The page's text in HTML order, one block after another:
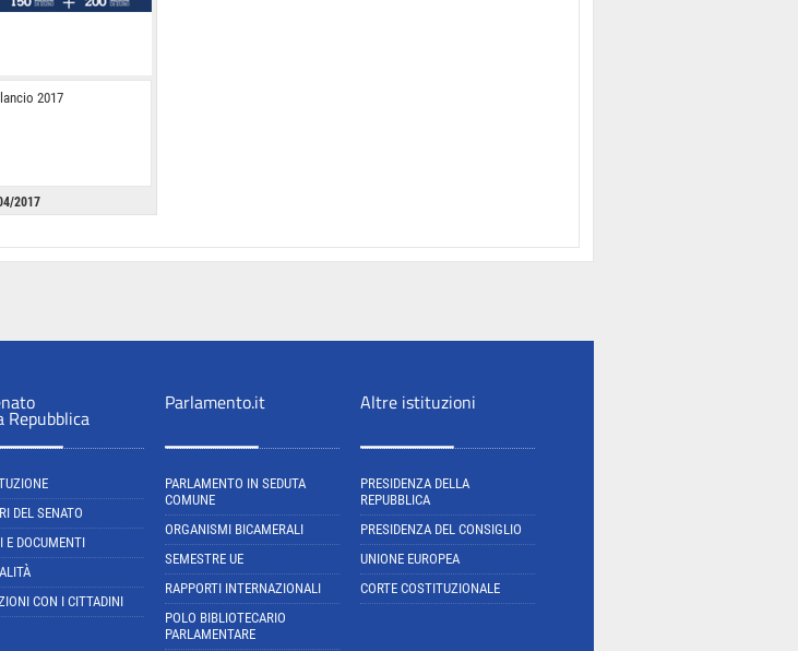
2017
2017
Repubblica
DEL SENATO
E DOCUMENTI
CON I CITTADINI
Parlamento.it
PARLAMENTO IN SEDUTA
COMUNE
ORGANISMI BICAMERALI
SEMESTRE UE
RAPPORTI INTERNAZIONALI
POLO BIBLIOTECARIO
PARLAMENTARE
Altre istituzioni
PRESIDENZA DELLA
REPUBBLICA
PRESIDENZA DEL CONSIGLIO
UNIONE EUROPEA
CORTE COSTITUZIONALE